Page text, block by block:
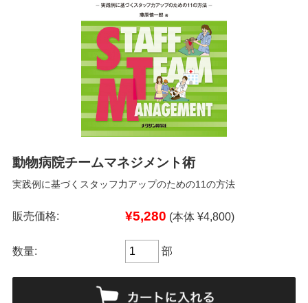
動物病院チームマネジメント術
実践例に基づくスタッフ力アップのための11の方法
販売価格: ¥5,280 (本体 ¥4,800)
数量: 部